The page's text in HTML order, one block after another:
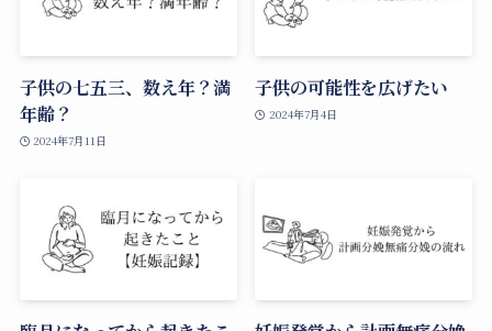
子供の七五三、数え年？満
年齢？
2024年7月11日
子供の可能性を広げたい
2024年7月4日